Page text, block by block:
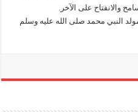
والانفتاح على الآخر.
النبي محمد صلى الله عليه وسلم